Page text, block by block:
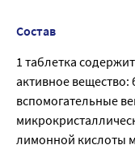
Состав
1 таблетка
активное вещество:
вспомогательные
лимонной кислоты